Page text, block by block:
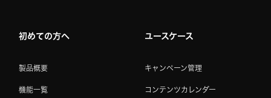
初めての方へ
製品概要
機能一覧
ユースケース
キャンペーン管理
コンテンツカレンダー